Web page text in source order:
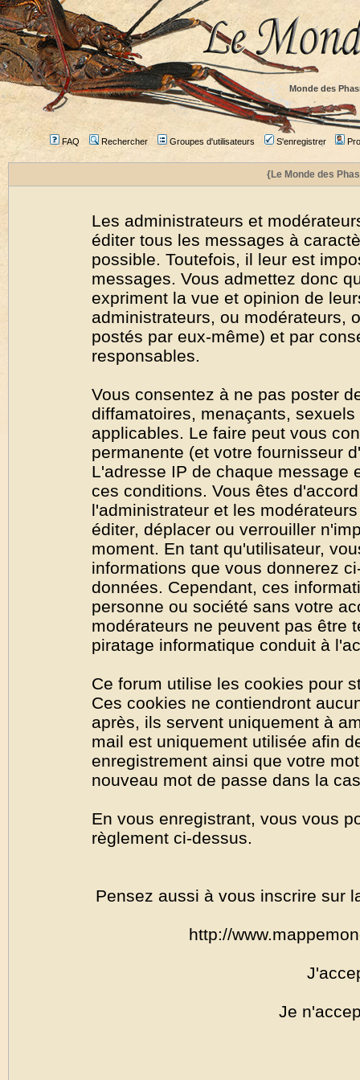
Monde des
FAQ Rechercher Groupes d'utilisateurs S'enregistrer
{Le Monde des
Les administrateurs et
éditer tous les messages à
possible. Toutefois, il leur est
messages. Vous admettez donc
expriment la vue et opinion de
administrateurs, ou modérateurs,
postés par eux-même) et par
responsables.
Vous consentez à ne pas poster
diffamatoires, menaçants,
applicables. Le faire peut vous
permanente (et votre fournisseur
L'adresse IP de chaque message
ces conditions. Vous êtes
l'administrateur et les
éditer, déplacer ou verrouiller
moment. En tant qu'utilisateur,
informations que vous donnerez
données. Cependant, ces
personne ou société sans votre
modérateurs ne peuvent pas être
piratage informatique conduit à
Ce forum utilise les cookies pour
Ces cookies ne contiendront
après, ils servent uniquement à
mail est uniquement utilisée afin
enregistrement ainsi que votre
nouveau mot de passe dans la
En vous enregistrant, vous vous
règlement ci-dessus.
Pensez aussi à vous inscrire sur
http://
Je